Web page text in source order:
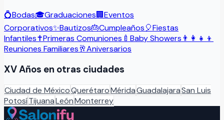
💍Bodas🎓Graduaciones🏢Eventos
Corporativos✨Bautizos🎂Cumpleaños🎈Fiestas
Infantiles✝️Primeras Comuniones 🍼 Baby Showers 👨‍👩‍👧‍👦
Reuniones Familiares🥂Aniversarios
XV Años en otras ciudades
Ciudad de MéxicoQuerétaroMéridaGuadalajaraSan Luis
PotosíTijuanaLeónMonterrey